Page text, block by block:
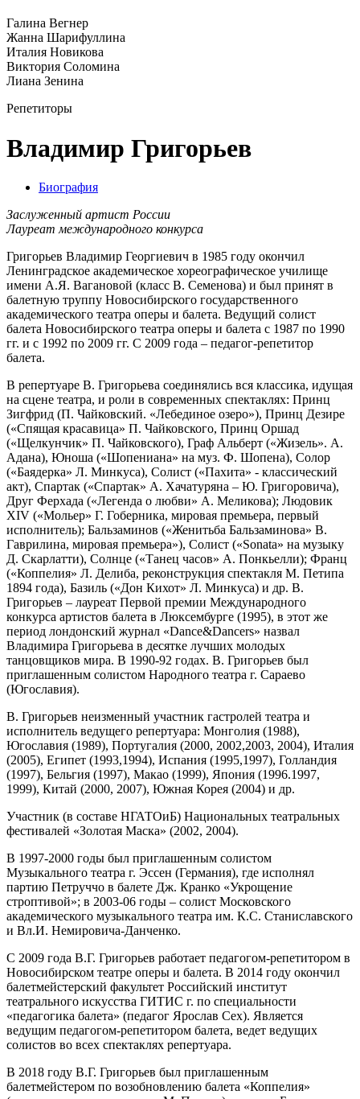
Галина Вегнер
Жанна Шарифуллина
Италия Новикова
Виктория Соломина
Лиана Зенина
Репетиторы
Владимир Григорьев
Биография
Заслуженный артист России
Лауреат международного конкурса
Григорьев Владимир Георгиевич в 1985 году окончил
Ленинградское академическое хореографическое училище
имени А.Я. Вагановой (класс В. Семенова) и был принят в
балетную труппу Новосибирского государственного
академического театра оперы и балета. Ведущий солист
балета Новосибирского театра оперы и балета с 1987 по 1990
гг. и с 1992 по 2009 гг. С 2009 года – педагог-репетитор
балета.
В репертуаре В. Григорьева соединялись вся классика, идущая
на сцене театра, и роли в современных спектаклях: Принц
Зигфрид (П. Чайковский. «Лебединое озеро»), Принц Дезире
(«Спящая красавица» П. Чайковского, Принц Оршад
(«Щелкунчик» П. Чайковского), Граф Альберт («Жизель». А.
Адана), Юноша («Шопениана» на муз. Ф. Шопена), Солор
(«Баядерка» Л. Минкуса), Солист («Пахита» - классический
акт), Спартак («Спартак» А. Хачатуряна – Ю. Григоровича),
Друг Ферхада («Легенда о любви» А. Меликова); Людовик
XIV («Мольер» Г. Гоберника, мировая премьера, первый
исполнитель); Бальзаминов («Женитьба Бальзаминова» В.
Гаврилина, мировая премьера»), Солист («Sonata» на музыку
Д. Скарлатти), Солнце («Танец часов» А. Понкьелли); Франц
(«Коппелия» Л. Делиба, реконструкция спектакля М. Петипа
1894 года), Базиль («Дон Кихот» Л. Минкуса) и др. В.
Григорьев – лауреат Первой премии Международного
конкурса артистов балета в Люксембурге (1995), в этот же
период лондонский журнал «Dance&Dancers» назвал
Владимира Григорьева в десятке лучших молодых
танцовщиков мира. В 1990-92 годах. В. Григорьев был
приглашенным солистом Народного театра г. Сараево
(Югославия).
В. Григорьев неизменный участник гастролей театра и
исполнитель ведущего репертуара: Монголия (1988),
Югославия (1989), Португалия (2000, 2002,2003, 2004), Италия
(2005), Египет (1993,1994), Испания (1995,1997), Голландия
(1997), Бельгия (1997), Макао (1999), Япония (1996.1997,
1999), Китай (2000, 2007), Южная Корея (2004) и др.
Участник (в составе НГАТОиБ) Национальных театральных
фестивалей «Золотая Маска» (2002, 2004).
В 1997-2000 годы был приглашенным солистом
Музыкального театра г. Эссен (Германия), где исполнял
партию Петруччо в балете Дж. Кранко «Укрощение
строптивой»; в 2003-06 годы – солист Московского
академического музыкального театра им. К.С. Станиславского
и Вл.И. Немировича-Данченко.
С 2009 года В.Г. Григорьев работает педагогом-репетитором в
Новосибирском театре оперы и балета. В 2014 году окончил
балетмейстерский факультет Российский институт
театрального искусства ГИТИС г. по специальности
«педагогика балета» (педагог Ярослав Сех). Является
ведущим педагогом-репетитором балета, ведет ведущих
солистов во всех спектаклях репертуара.
В 2018 году В.Г. Григорьев был приглашенным
балетмейстером по возобновлению балета «Коппелия»